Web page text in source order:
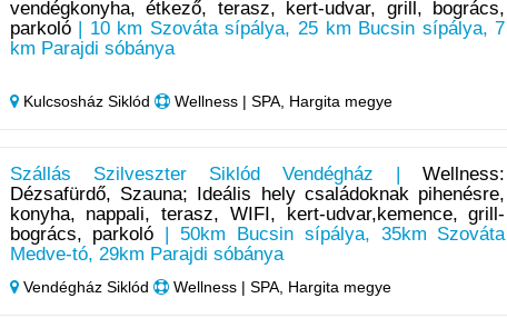
vendégkonyha, étkező, terasz, kert-udvar, grill, bogrács,
parkoló| 10 km Szováta sípálya, 25 km Bucsin sípálya, 7
km Parajdi sóbánya
Kulcsosház Siklód Wellness | SPA, Hargita megye
Szállás Szilveszter Siklód Vendégház |Wellness:
Dézsafürdő, Szauna; Ideális hely családoknak pihenésre,
konyha, nappali, terasz, WIFI, kert-udvar,kemence, grill-
bogrács, parkoló | 50km Bucsin sípálya, 35km Szováta
Medve-tó, 29km Parajdi sóbánya
Vendégház Siklód Wellness | SPA, Hargita megye